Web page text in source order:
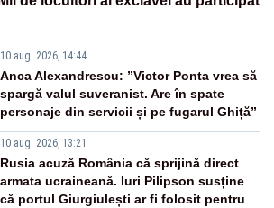
10 aug. 2026, 14:44
Anca Alexandrescu: ”Victor Ponta vrea să
spargă valul suveranist. Are în spate
personaje din servicii și pe fugarul Ghiță”
10 aug. 2026, 13:21
Rusia acuză România că sprijină direct
armata ucraineană. Iuri Pilipson susține
că portul Giurgiulești ar fi folosit pentru